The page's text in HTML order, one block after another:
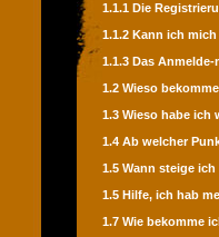
1.1.1 Die
1.1.2 Kann ich
1.1.3 Das Anmelde-
1.2 Wieso
1.3 Wieso habe ich
1.4 Ab welcher
1.5 Wann steige
1.5 Hilfe, ich hab
1.7 Wie bekomme